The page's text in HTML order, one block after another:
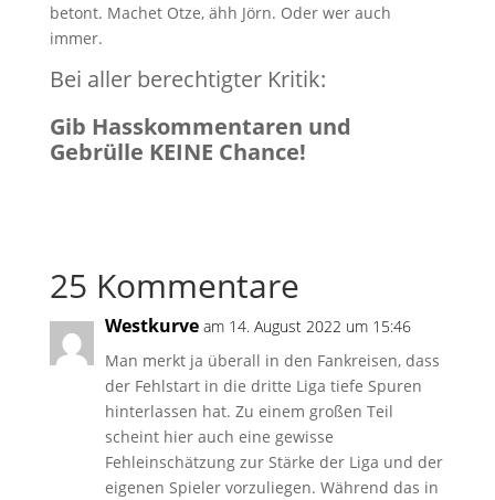
betont. Machet Otze, ähh Jörn. Oder wer auch
immer.
Bei aller berechtigter Kritik:
Gib Hasskommentaren und
Gebrülle KEINE Chance!
25 Kommentare
Westkurve am 14. August 2022 um 15:46
Man merkt ja überall in den Fankreisen, dass
der Fehlstart in die dritte Liga tiefe Spuren
hinterlassen hat. Zu einem großen Teil
scheint hier auch eine gewisse
Fehleinschätzung zur Stärke der Liga und der
eigenen Spieler vorzuliegen. Während das in